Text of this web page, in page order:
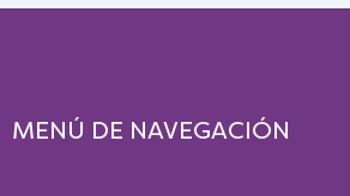
MENÚ DE NAVEGACIÓN